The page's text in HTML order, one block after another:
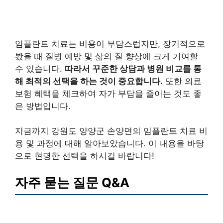
임플란트 치료는 비용이 부담스럽지만, 장기적으로
봤을 때 질병 예방 및 삶의 질 향상에 크게 기여할
수 있습니다. 따라서 꾸준한 상담과 병원 비교를 통
해 최적의 선택을 하는 것이 중요합니다. 또한 의료
보험 혜택을 체크하여 자가 부담을 줄이는 것도 좋
은 방법입니다.
지금까지 강원도 양양군 손양면의 임플란트 치료 비
용 및 과정에 대해 알아보았습니다. 이 내용을 바탕
으로 현명한 선택을 하시길 바랍니다!
자주 묻는 질문 Q&A